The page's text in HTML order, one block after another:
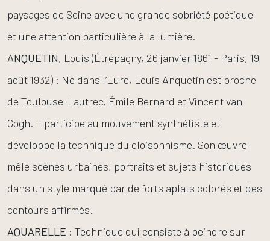
paysages de Seine avec une grande sobriété poétique
et une attention particulière à la lumière.
ANQUETIN, Louis (Étrépagny, 26 janvier 1861 - Paris, 19
août 1932) : Né dans l’Eure, Louis Anquetin est proche
de Toulouse-Lautrec, Émile Bernard et Vincent van
Gogh. Il participe au mouvement synthétiste et
développe la technique du cloisonnisme. Son œuvre
mêle scènes urbaines, portraits et sujets historiques
dans un style marqué par de forts aplats colorés et des
contours affirmés.
AQUARELLE : Technique qui consiste à peindre sur